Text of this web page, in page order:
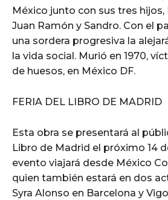
México junto con sus tres hijos,
Juan Ramón y Sandro. Con el
una sordera progresiva la
la vida social. Murió en 1970,
de huesos, en México DF.
FERIA DEL LIBRO DE MADRID
Esta obra se presentará al
Libro de Madrid el próximo 14
evento viajará desde México
quien también estará en dos
Syra Alonso en Barcelona y